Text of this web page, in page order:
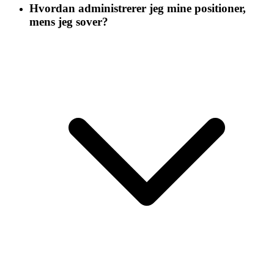
Hvordan administrerer jeg mine positioner,
mens jeg sover?